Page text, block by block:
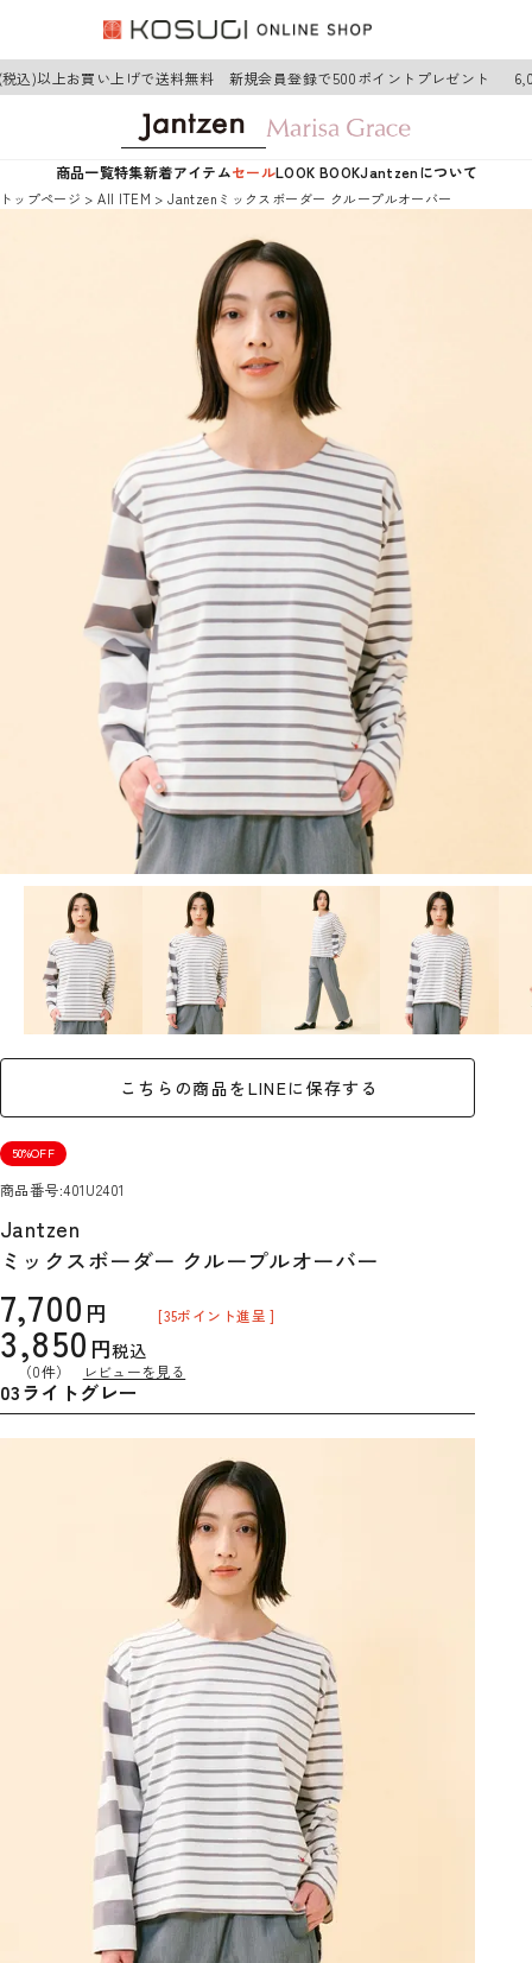
)以上お買い上げで送料無料 新規会員登録で500ポイントプレゼント
商品一覧特集新着アイテムセールLOOK BOOKJantzenについて
トップページ AII ITEM Jantzenミックスボーダー クループルオーバー
こちらの商品をLINEに保存する
50%OFF
商品番号 401U2401
Jantzen
ミックスボーダー クループルオーバー
7,700
3,850 税込
[35ポイント進呈 ]
（0件） レビューを見る
03ライトグレー